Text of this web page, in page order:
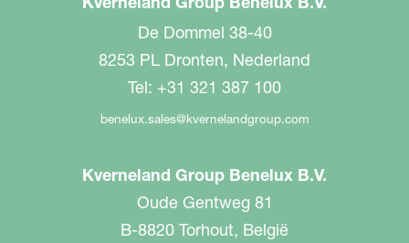
De Dommel 38-40
8253 PL Dronten, Nederland
Tel: +31 321 387 100
benelux.sales@kvernelandgroup.com
Kverneland Group Benelux B.V.
Oude Gentweg 81
B-8820 Torhout, België